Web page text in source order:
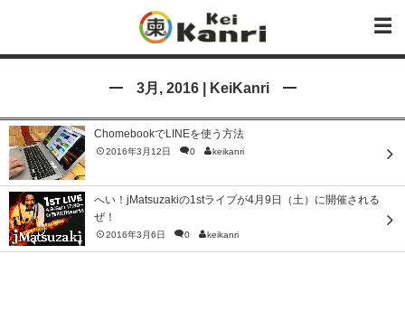
3月, 2016 | KeiKanri
ChomebookでLINEを使う方法
2016年3月12日 0 keikanri
へい！jMatsuzakiの1stライブが4月9日（土）に開催される
ぜ！
2016年3月6日 0 keikanri